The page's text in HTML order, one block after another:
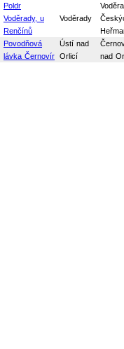
Poldr
Voděrady, u
Renčínů
Voděrady
Povodňová
lávka Černovír
Ústí nad
Orlicí
nad